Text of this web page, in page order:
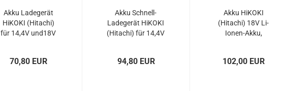
Akku Ladegerät
HiKOKI (Hitachi)
für 14,4V und18V
70,80 EUR
Akku Schnell-
Ladegerät HiKOKI
(Hitachi) für 14,4V
94,80 EUR
Akku HiKOKI
(Hitachi) 18V Li-
Ionen-Akku,
102,00 EUR